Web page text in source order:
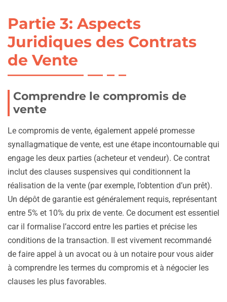
Partie 3: Aspects
Juridiques des Contrats
de Vente
Comprendre le compromis de
vente
Le compromis de vente, également appelé promesse
synallagmatique de vente, est une étape incontournable qui
engage les deux parties (acheteur et vendeur). Ce contrat
inclut des clauses suspensives qui conditionnent la
réalisation de la vente (par exemple, l’obtention d’un prêt).
Un dépôt de garantie est généralement requis, représentant
entre 5% et 10% du prix de vente. Ce document est essentiel
car il formalise l’accord entre les parties et précise les
conditions de la transaction. Il est vivement recommandé
de faire appel à un avocat ou à un notaire pour vous aider
à comprendre les termes du compromis et à négocier les
clauses les plus favorables.